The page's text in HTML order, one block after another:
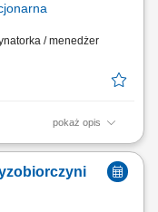
/ menedżer
pokaż opis
gospodarczej w
i zamówień.
lokalnego rynku.